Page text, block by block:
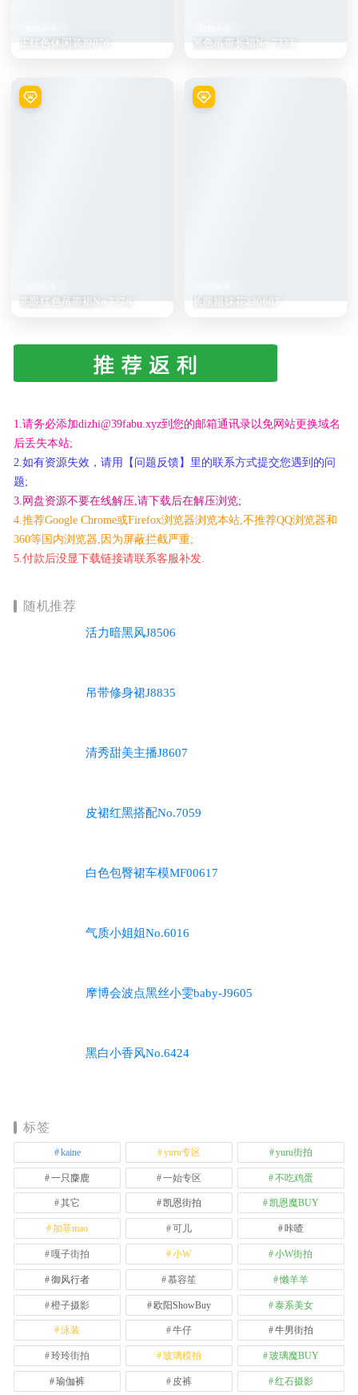
正红色休闲装J9076 黑色吊带长裙No.7333
亮眼红色吊带裙No.7278 长腿姐妹花230607
1.请务必添加dizhi@39fabu.xyz到您的邮箱通讯录以免网站更换域名
后丢失本站;
2.如有资源失效，请用【问题反馈】里的联系方式提交您遇到的问
题;
3.网盘资源不要在线解压,请下载后在解压浏览;
4.推荐Google Chrome或Firefox浏览器浏览本站,不推荐QQ浏览器和
360等国内浏览器,因为屏蔽拦截严重;
5.付款后没显下载链接请联系客服补发.
随机推荐
活力暗黑风J8506
吊带修身裙J8835
清秀甜美主播J8607
皮裙红黑搭配No.7059
白色包臀裙车模MF00617
气质小姐姐No.6016
摩博会波点黑丝小雯baby-J9605
黑白小香风No.6424
标签
kaine yuru专区 yuru街拍
一只麋鹿 一始专区 不吃鸡蛋
其它 凯恩街拍 凯恩魔BUY
加菲mao 可儿 咔喳
嘎子街拍 小W 小W街拍
御风行者 慕容笙 懒羊羊
橙子摄影 欧阳ShowBuy 泰系美女
泳装 牛仔 牛男街拍
玲玲街拍 玻璃模拍 玻璃魔BUY
瑜伽裤 皮裤 红石摄影